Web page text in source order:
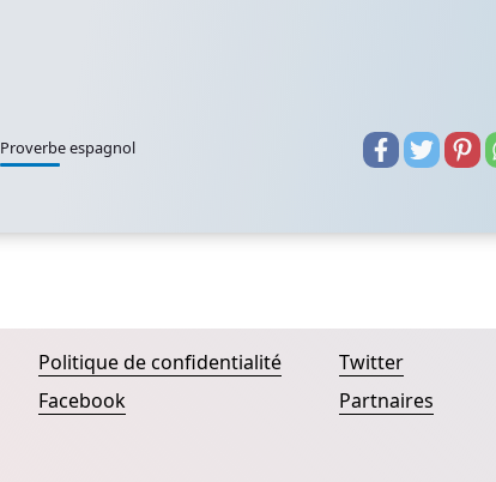
Proverbe espagnol
Politique de confidentialité
Facebook
Twitter
Partnaires